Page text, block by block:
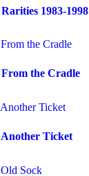
1983-1998
the Cradle
Ticket